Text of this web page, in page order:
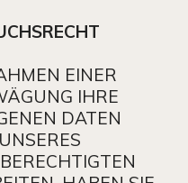
EINER
IHRE
DATEN